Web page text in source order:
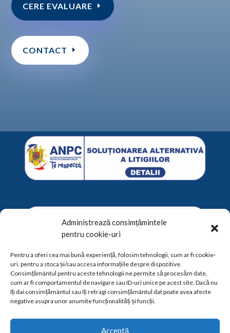
Administrează consimțămintele
pentru cookie-uri
Pentru a oferi cea mai bună experiență, folosim tehnologii, cum ar fi cookie-
uri, pentru a stoca și/sau accesa informațiile despre dispozitive.
Consimțământul pentru aceste tehnologii ne permite să procesăm date,
cum ar fi comportamentul de navigare sau ID-uri unice pe acest site. Dacă nu
îți dai consimțământul sau îți retragi consimțământul dat poate avea afecte
negative asupra unor anumite funcționalități și funcții.
Acceptă
CERE EVALUARE
CONTACT